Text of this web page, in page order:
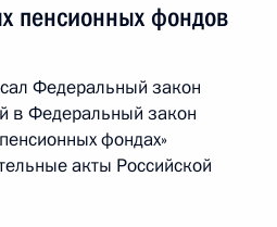
пенсионных фондов
Федеральный закон
в Федеральный закон
фондах»
акты Российской